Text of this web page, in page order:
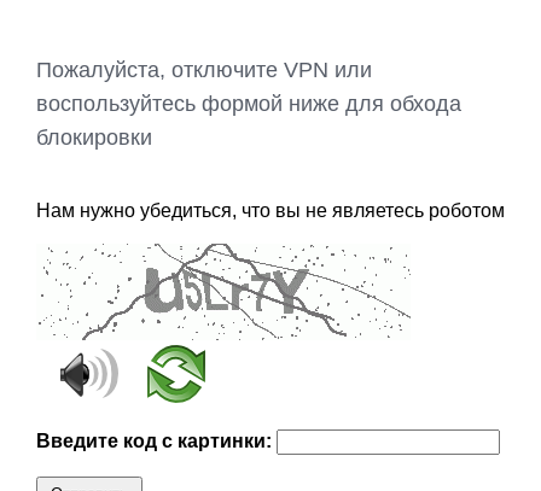
Пожалуйста, отключите VPN или
воспользуйтесь формой ниже для обхода
блокировки
Нам нужно убедиться, что вы не являетесь роботом
Введите код с картинки: